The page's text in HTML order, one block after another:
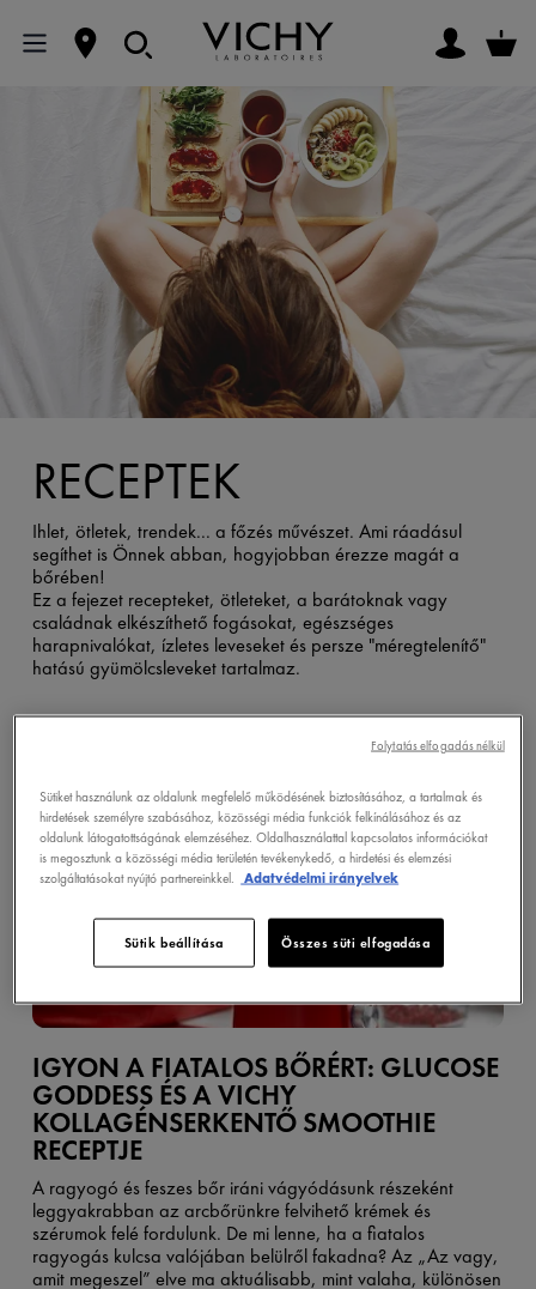
RECEPTEK
Ihlet, ötletek, trendek... a főzés művészet. Ami ráadásul
segíthet is Önnek abban, hogyjobban érezze magát a
bőrében!
Ez a fejezet recepteket, ötleteket, a barátoknak vagy
családnak elkészíthető fogásokat, egészséges
harapnivalókat, ízletes leveseket és persze "méregtelenítő"
hatású gyümölcsleveket tartalmaz.
IGYON A FIATALOS BŐRÉRT: GLUCOSE
GODDESS ÉS A VICHY
KOLLAGÉNSERKENTŐ SMOOTHIE
RECEPTJE
A ragyogó és feszes bőr iráni vágyódásunk részeként
leggyakrabban az arcbőrünkre felvihető krémek és
szérumok felé fordulunk. De mi lenne, ha a fiatalos
ragyogás kulcsa valójában belülről fakadna? Az „Az vagy,
amit megeszel” elve ma aktuálisabb, mint valaha, különösen
Sütiket használunk az oldalunk megfelelő működésének biztosításához, a tartalmak és
hirdetések személyre szabásához, közösségi média funkciók felkínálásához és az
oldalunk látogatottságának elemzéséhez. Oldalhasználattal kapcsolatos információkat
is megosztunk a közösségi média területén tevékenykedő, a hirdetési és elemzési
szolgáltatásokat nyújtó partnereinkkel.
Adatvédelmi irányelvek
Sütik beállítása Összes süti elfogadása
Folytatás elfogadás nélkül